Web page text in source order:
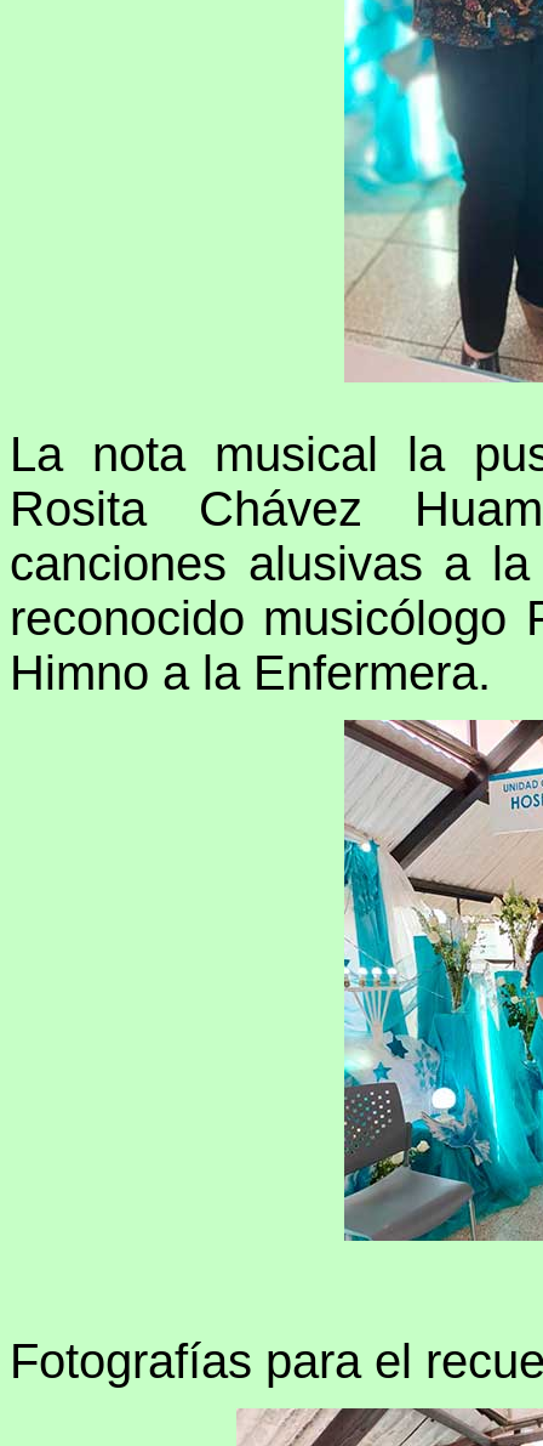
La nota musical la
Rosita Chávez
canciones alusivas a
reconocido musicólogo
Himno a la Enfermera.
Fotografías para el